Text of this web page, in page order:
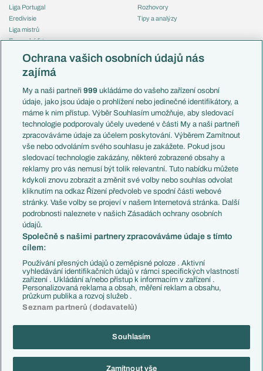
Liga Portugal
Eredivisie
Liga mistrů
Evropská liga
Mistrovství světa
Liga národů
Témata
Představení týmů MS
EuroSkauting
PL v kostce
Evropské koeficienty
Přestupy
Přestupové spekulace
Zranění
Kluby
Arsenal FC
Chelsea FC
Manchester United
AC Milán
Juventus FC
Bayern Mnichov
FC Barcelona
Real Madrid
Rozhovory
Tipy a analýzy
Česko
Francie
Itálie
Německo
Španělsko
Argentina
Brazílie
Přestupy
Zápasy
Livescore
Tipovací soutěž
Copyright © 2001-2026 EuroFotbal.cz. Využíváme zpravodajství ČTK.
Informace o zpracování osobních údajů
Ochrana vašich osobních údajů nás
zajímá
My a naši partneři999 ukládáme do vašeho zařízení osobní
údaje, jako jsou údaje o prohlížení nebo jedinečné identifikátory, a
máme k nim přístup. Výběr Souhlasím umožňuje, aby sledovací
technologie podporovaly účely uvedené v části My a naši partneři
zpracováváme údaje za účelem poskytování. Výběrem Zamítnout
vše nebo odvoláním svého souhlasu je zakážete. Pokud jsou
sledovací technologie zakázány, některé zobrazené obsahy a
reklamy pro vás nemusí být tolik relevantní. Tuto nabídku můžete
kdykoli znovu zobrazit a změnit své volby nebo souhlas odvolat
kliknutím na odkaz Řízení předvoleb ve spodní části webové
stránky. Vaše volby se projeví v našem Internetová stránka. Další
podrobnosti naleznete v našich Zásadách ochrany osobních
údajů.
Společně s našimi partnery zpracováváme údaje s tímto
cílem:
Používání přesných údajů o zeměpisné poloze . Aktivní
vyhledávání identifikačních údajů v rámci specifických vlastností
zařízení . Ukládání a/nebo přístup k informacím v zařízení .
Personalizovaná reklama a obsah, měření reklam a obsahu,
průzkum publika a rozvoj služeb .
Seznam partnerů (dodavatelů)
Souhlasím
Zamítnout vše